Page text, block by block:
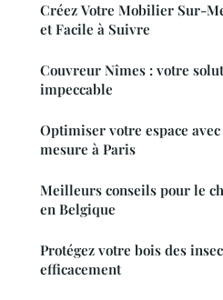
Créez Votre Mobilier Sur-
et Facile à Suivre
Couvreur Nîmes : votre
impeccable
Optimiser votre espace
mesure à Paris
Meilleurs conseils pour le
en Belgique
Protégez votre bois des
efficacement